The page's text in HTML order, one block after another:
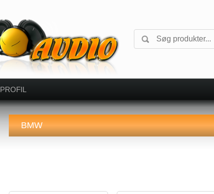
PROFIL
BMW